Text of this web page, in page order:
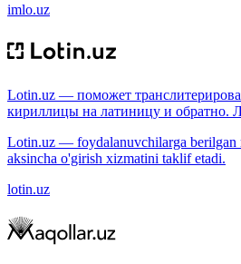
imlo.uz
Lotin.uz — поможет
кириллицы на латиницу и обратно.
Lotin.uz — foydalanuvchilarga berilgan
aksincha o'girish xizmatini taklif etadi.
lotin.uz